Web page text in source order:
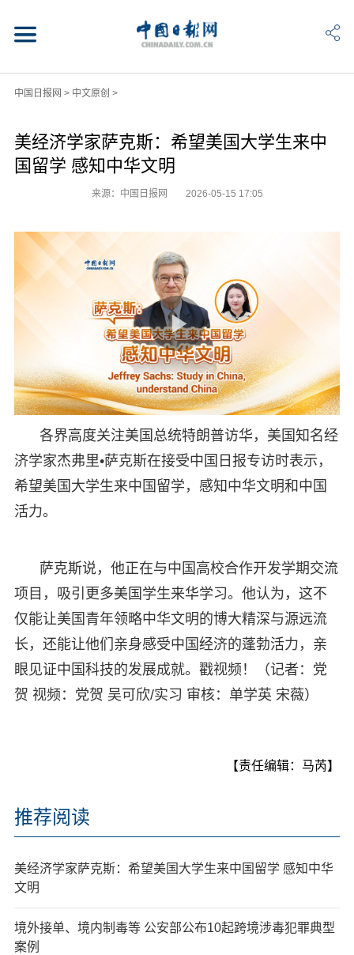
中国日报网 > 中文原创 >
美经济学家萨克斯：希望美国大学生来中
国留学 感知中华文明
来源：中国日报网 2026-05-15 17:05
各界高度关注美国总统特朗普访华，美国知名经
济学家杰弗里•萨克斯在接受中国日报专访时表示，
希望美国大学生来中国留学，感知中华文明和中国
活力。
萨克斯说，他正在与中国高校合作开发学期交流
项目，吸引更多美国学生来华学习。他认为，这不
仅能让美国青年领略中华文明的博大精深与源远流
长，还能让他们亲身感受中国经济的蓬勃活力，亲
眼见证中国科技的发展成就。戳视频！（记者：党
贺 视频：党贺 吴可欣/实习 审核：单学英 宋薇）
【责任编辑：马芮】
推荐阅读
美经济学家萨克斯：希望美国大学生来中国留学 感知中华
文明
境外接单、境内制毒等 公安部公布10起跨境涉毒犯罪典型
案例